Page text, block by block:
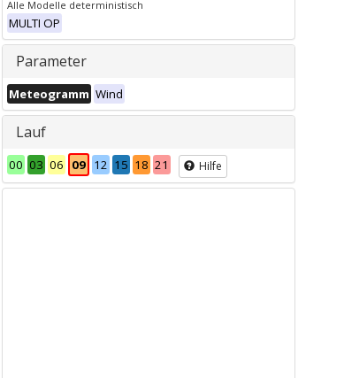
Alle Modelle deterministisch
MULTI OP
Parameter
Meteogramm Wind
Lauf
00 03 06 09 12 15 18 21 Hilfe